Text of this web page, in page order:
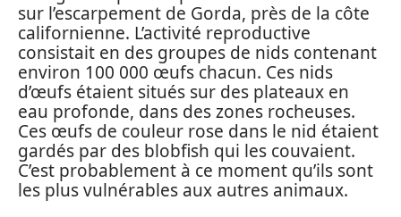
sur l’escarpement de Gorda, près de la côte
californienne. L’activité reproductive
consistait en des groupes de nids contenant
environ 100 000 œufs chacun. Ces nids
d’œufs étaient situés sur des plateaux en
eau profonde, dans des zones rocheuses.
Ces œufs de couleur rose dans le nid étaient
gardés par des blobfish qui les couvaient.
C’est probablement à ce moment qu’ils sont
les plus vulnérables aux autres animaux.